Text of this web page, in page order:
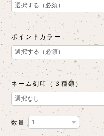
ポイントカラー
ネーム刻印（３種類）
数量